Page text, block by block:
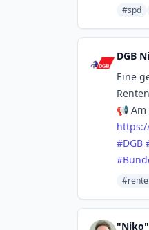
#spd
DGB
Eine
📢
#DGB
#
"Niko"